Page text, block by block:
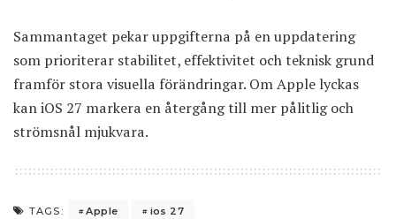
Sammantaget pekar uppgifterna på en uppdatering
som prioriterar stabilitet, effektivitet och teknisk grund
framför stora visuella förändringar. Om Apple lyckas
kan iOS 27 markera en återgång till mer pålitlig och
strömsnål mjukvara.
TAGS: Apple ios 27